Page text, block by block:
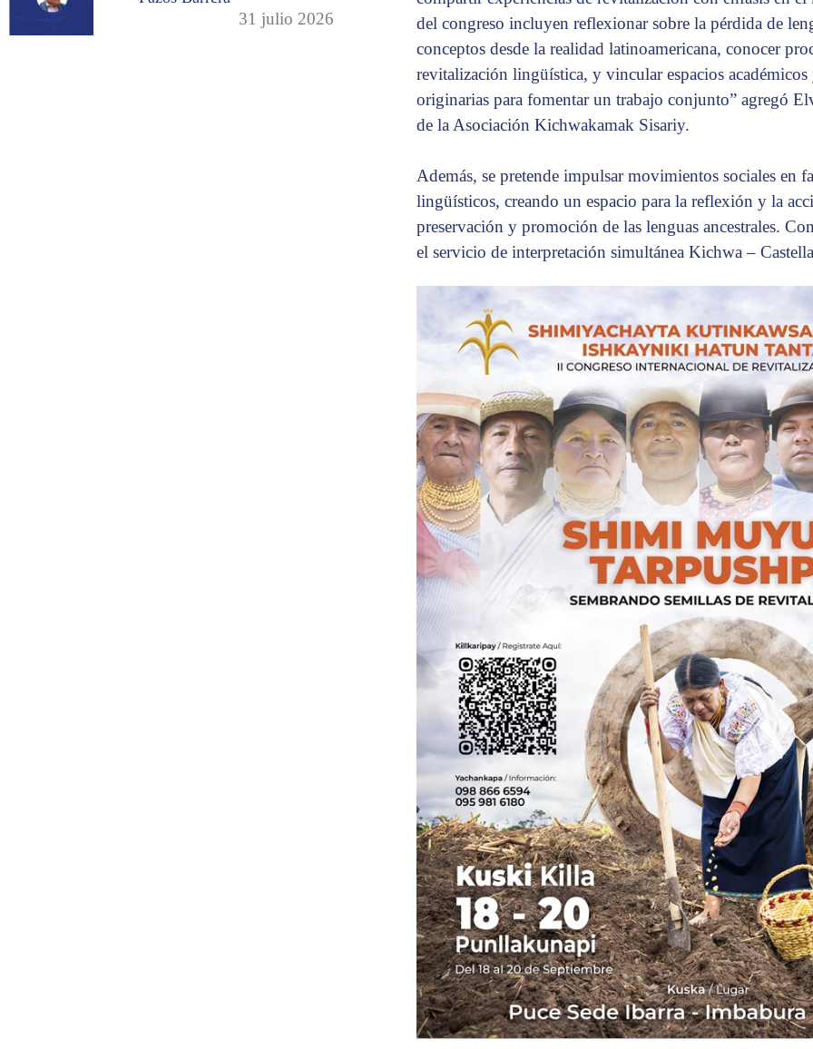
31 julio 2026
del congreso incluyen reflexionar sobre la pérdida de
conceptos desde la realidad latinoamericana, conocer
revitalización lingüística, y vincular espacios académicos
originarias para fomentar un trabajo conjunto” agregó
de la Asociación Kichwakamak Sisariy.
Además, se pretende impulsar movimientos sociales en
lingüísticos, creando un espacio para la reflexión y la
preservación y promoción de las lenguas ancestrales.
el servicio de interpretación simultánea Kichwa –